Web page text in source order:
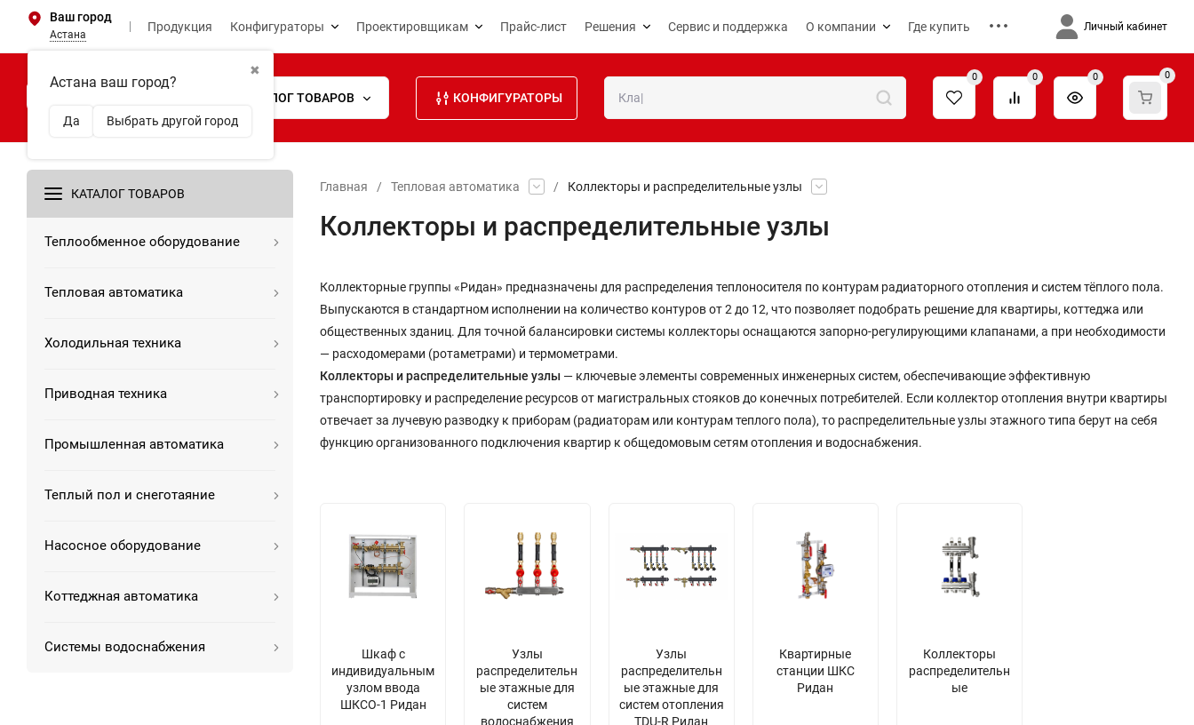
Ваш город
Астана
✖
Астана ваш город?
Да Выбрать другой город
Продукция Конфигураторы Проектировщикам Прайс-лист Решения Сервис и поддержка О компании Где купить Личный кабинет
КАТАЛОГ ТОВАРОВ КОНФИГУРАТОРЫ
0 0 0 0
КАТАЛОГ ТОВАРОВ
Теплообменное оборудование
Тепловая автоматика
Холодильная техника
Приводная техника
Промышленная автоматика
Теплый пол и снеготаяние
Насосное оборудование
Коттеджная автоматика
Системы водоснабжения
Главная / Тепловая автоматика / Коллекторы и распределительные узлы
Коллекторы и распределительные узлы
Коллекторные группы «Ридан» предназначены для распределения теплоносителя по контурам радиаторного отопления и систем тёплого пола.
Выпускаются в стандартном исполнении на количество контуров от 2 до 12, что позволяет подобрать решение для квартиры, коттеджа или
общественных зданиц. Для точной балансировки системы коллекторы оснащаются запорно-регулирующими клапанами, а при необходимости
— расходомерами (ротаметрами) и термометрами.
Коллекторы и распределительные узлы — ключевые элементы современных инженерных систем, обеспечивающие эффективную
транспортировку и распределение ресурсов от магистральных стояков до конечных потребителей. Если коллектор отопления внутри квартиры
отвечает за лучевую разводку к приборам (радиаторам или контурам теплого пола), то распределительные узлы этажного типа берут на себя
функцию организованного подключения квартир к общедомовым сетям отопления и водоснабжения.
Шкаф с
индивидуальным
узлом ввода
ШКСО-1 Ридан
Узлы
распределительн
ые этажные для
систем
водоснабжения
Узлы
распределительн
ые этажные для
систем отопления
TDU-R Ридан
Квартирные
станции ШКС
Ридан
Коллекторы
распределительн
ые